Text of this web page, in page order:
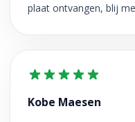
plaat ontvangen, blij
Kobe Maesen